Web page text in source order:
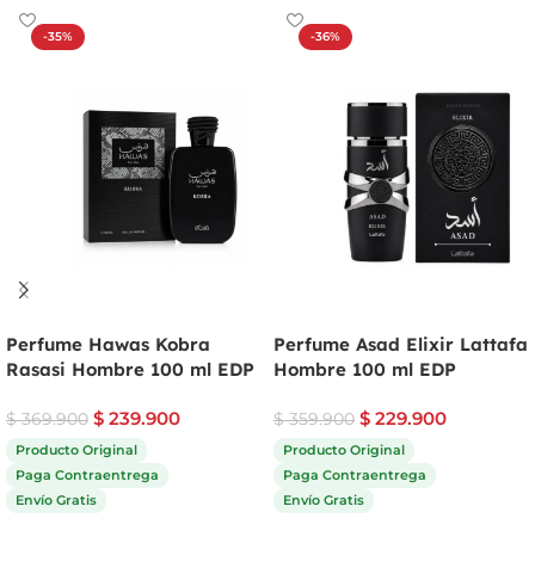
-35%
Perfume Hawas Kobra
Rasasi Hombre 100 ml EDP
$369.900 $ 239.900
Producto Original
Paga Contraentrega
Envío Gratis
-36%
Perfume Asad Elixir Lattafa
Hombre 100 ml EDP
$359.900 $ 229.900
Producto Original
Paga Contraentrega
Envío Gratis